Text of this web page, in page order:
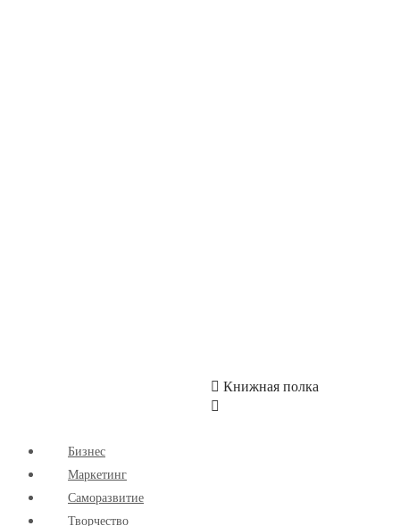
Книжная полка
Бизнес
Маркетинг
Cаморазвитие
Творчество